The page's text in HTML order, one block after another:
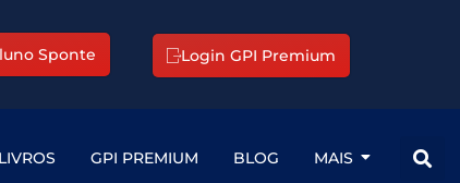
Sponte Login GPI Premium
LIVROS GPI PREMIUM BLOG MAIS